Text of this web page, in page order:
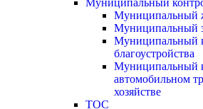
Муниципальный
Муниципальный
Муниципальный
Муниципальный
благоустройства
Муниципальный
автомобильном
хозяйстве
ТОС